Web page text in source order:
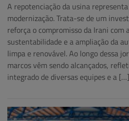
A repotenciação da usina
modernização. Trata-se de um
reforça o compromisso da Irani com
sustentabilidade e a ampliação da
limpa e renovável. Ao longo dessa
marcos vêm sendo alcançados,
integrado de diversas equipes e a […]